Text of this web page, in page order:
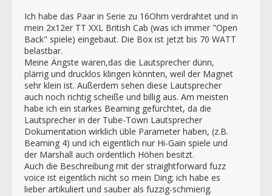
Ich habe das Paar in Serie zu 16Ohm verdrahtet und in
mein 2x12er TT XXL British Cab (was ich immer "Open
Back" spiele) eingebaut. Die Box ist jetzt bis 70 WATT
belastbar.
Meine Ängste waren,das die Lautsprecher dünn,
plärrig und drucklos klingen könnten, weil der Magnet
sehr klein ist. Außerdem sehen diese Lautsprecher
auch noch richtig scheiße und billig aus. Am meisten
habe ich ein starkes Beaming gefürchtet, da die
Lautsprecher in der Tube-Town Lautsprecher
Dokumentation wirklich üble Parameter haben, (z.B.
Beaming 4) und ich eigentlich nur Hi-Gain spiele und
der Marshall auch ordentlich Höhen besitzt.
Auch die Beschreibung mit der straightforward fuzz
voice ist eigentlich nicht so mein Ding; ich habe es
lieber artikuliert und sauber als fuzzig-schmierig.